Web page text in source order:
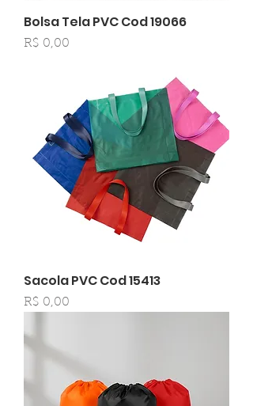
Bolsa Tela PVC Cod 19066
Preço
R$ 0,00
Sacola PVC Cod 15413
Preço
R$ 0,00